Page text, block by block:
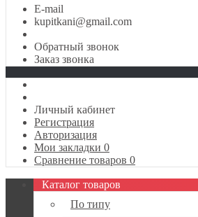
E-mail
kupitkani@gmail.com
Обратный звонок
Заказ звонка
Личный кабинет
Регистрация
Авторизация
Мои закладки 0
Сравнение товаров 0
Каталог товаров
По типу